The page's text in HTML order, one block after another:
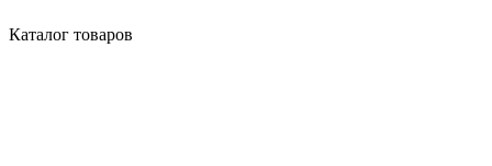
Каталог товаров